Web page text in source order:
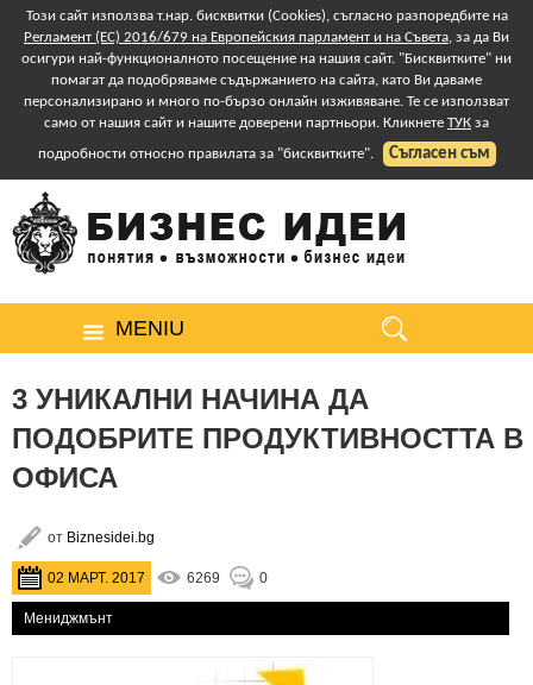
Този сайт използва т.нар. бисквитки (Cookies), съгласно разпоредбите на
Регламент (ЕС) 2016/679 на Европейския парламент и на Съвета, за да Ви
осигури най-функционалното посещение на нашия сайт. "Бисквитките" ни
помагат да подобряваме съдържанието на сайта, като Ви даваме
персонализирано и много по-бързо онлайн изживяване. Те се използват
само от нашия сайт и нашите доверени партньори. Кликнете ТУК за
подробности относно правилата за "бисквитките".
Съгласен съм
MENIU
3 УНИКАЛНИ НАЧИНА ДА
ПОДОБРИТЕ ПРОДУКТИВНОСТТА В
ОФИСА
от Biznesidei.bg
6269 0
02 МАРТ. 2017
Мениджмънт